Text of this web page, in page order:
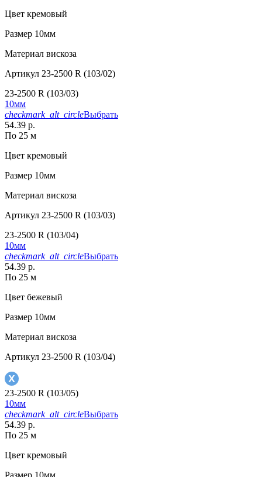
Цвет кремовый
Размер 10мм
Материал вискоза
Артикул 23-2500 R (103/02)
23-2500 R (103/03)
10мм
checkmark_alt_circleВыбрать
54.39 р.
По 25 м
Цвет кремовый
Размер 10мм
Материал вискоза
Артикул 23-2500 R (103/03)
23-2500 R (103/04)
10мм
checkmark_alt_circleВыбрать
54.39 р.
По 25 м
Цвет бежевый
Размер 10мм
Материал вискоза
Артикул 23-2500 R (103/04)
23-2500 R (103/05)
10мм
checkmark_alt_circleВыбрать
54.39 р.
По 25 м
Цвет кремовый
Размер 10мм